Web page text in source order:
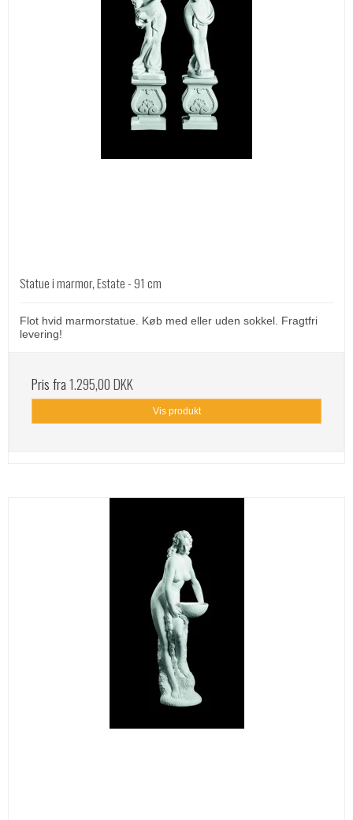
Statue i marmor, Estate - 91 cm
Flot hvid marmorstatue. Køb med eller uden sokkel. Fragtfri
levering!
Pris fra1.295,00 DKK
Vis produkt